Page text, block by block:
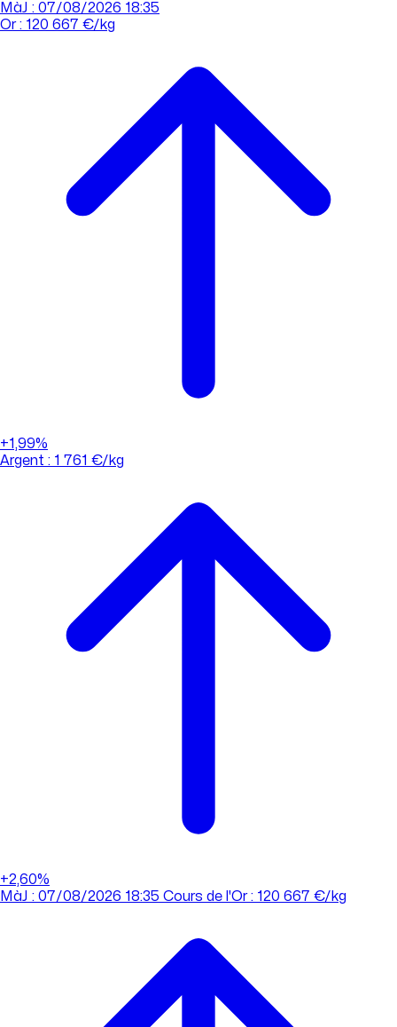
MàJ : 07/08/2026 18:35
Or : 120 667 €/kg
+1,99%
Argent : 1 761 €/kg
+2,60%
MàJ : 07/08/2026 18:35 Cours de l'Or : 120 667 €/kg
(appel non surtaxé)
Consulter l'évolution des cours
MàJ : 07/08/2026 18:35 Cours de l'Or : 120 667 €/kg